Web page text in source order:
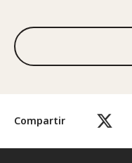
Compartir